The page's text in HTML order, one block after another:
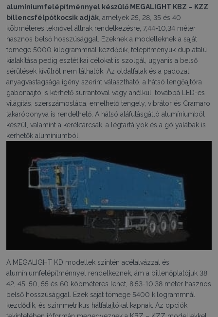
alumíniumfelépítménnyel készülő MEGALIGHT KBZ – KZZ
billencsfélpótkocsik adják , amelyek 25, 28, 35 és 40
köbméteres teknővel állnak rendelkezésre, 7,44-10,34 méter
hasznos belső hosszúsággal. Ezeknek a modelleknek a saját
tömege 5000 kilogrammnál kezdődik, felépítményük duplafalú
kialakítása pedig esztétikai célokat is szolgál, ugyanis a belső
sérülések kívülről nem láthatók. Az oldalfalak és a padozat
anyagvastagsága igény szerint választható, a hátsó lengőajtóra
gabonaajtó is kérhető surrantóval vagy anélkül, továbbá LED-es
világítás, szerszámosláda, emelhető tengely, vibrátor és Cramaro
takaróponyva is rendelhető. A hátsó aláfutásgátló alumíniumból
készül, valamint a keréktárcsák, a légtartályok és a gólyalábak is
kérhetők alumíniumból.
A MEGALIGHT KD modellek szintén acélalvázzal és
alumíniumfelépítménnyel rendelkeznek, ám a billenőplatójuk 38,
42, 45, 50, 55 és 60 köbméteres lehet, 8,53-10,38 méter hasznos
belső hosszúsággal. Ezek saját tömege 5400 kilogrammnál
kezdődik, és szimmetrikus hátfalajtókat kapnak. Az opciók